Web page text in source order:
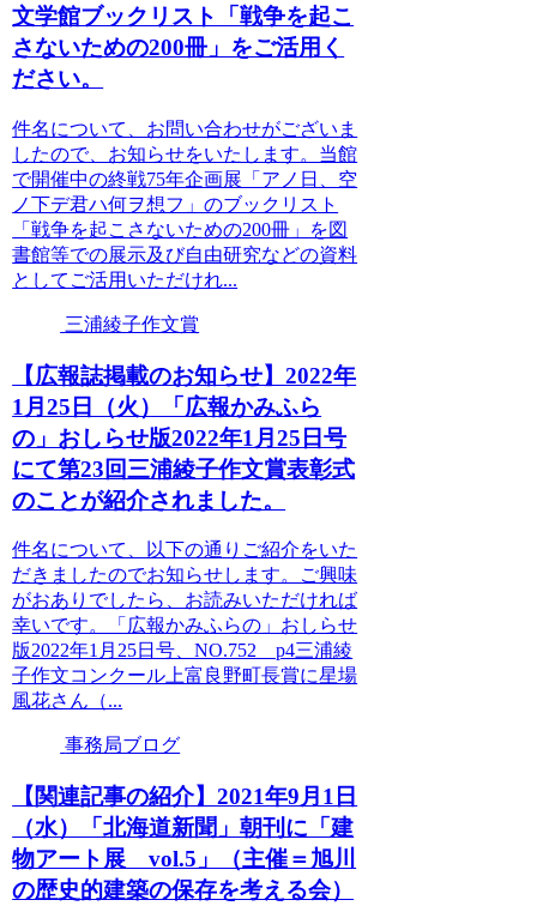
文学館ブックリスト「戦争を起こ
さないための200冊」をご活用く
ださい。
件名について、お問い合わせがございま
したので、お知らせをいたします。当館
で開催中の終戦75年企画展「アノ日、空
ノ下デ君ハ何ヲ想フ」のブックリスト
「戦争を起こさないための200冊」を図
書館等での展示及び自由研究などの資料
としてご活用いただけれ...
三浦綾子作文賞
【広報誌掲載のお知らせ】2022年
1月25日（火）「広報かみふら
の」おしらせ版2022年1月25日号
にて第23回三浦綾子作文賞表彰式
のことが紹介されました。
件名について、以下の通りご紹介をいた
だきましたのでお知らせします。ご興味
がおありでしたら、お読みいただければ
幸いです。「広報かみふらの」おしらせ
版2022年1月25日号、NO.752 p4三浦綾
子作文コンクール上富良野町長賞に星場
風花さん（...
事務局ブログ
【関連記事の紹介】2021年9月1日
（水）「北海道新聞」朝刊に「建
物アート展 vol.5」（主催＝旭川
の歴史的建築の保存を考える会）